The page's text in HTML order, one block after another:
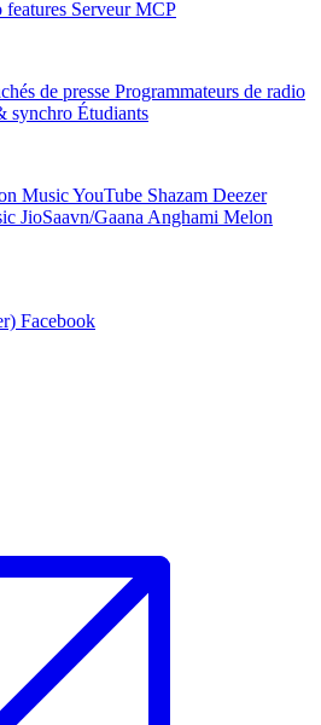
features Serveur MCP
de presse Programmateurs de radio
synchro Étudiants
MusicYouTube Shazam Deezer
JioSaavn/Gaana Anghami Melon
Facebook